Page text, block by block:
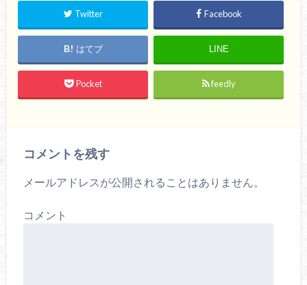
Twitter Facebook
はてブ LINE
Pocket feedly
コメントを残す
メールアドレスが公開されることはありません。
コメント